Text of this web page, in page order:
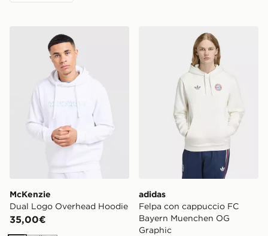
McKenzie Dual Logo Overhead Hoodie
McKenzie
Dual Logo Overhead Hoodie
35,00€
adidas Felpa con
adidas
Felpa con cappuccio FC
Bayern Muenchen OG
Graphic